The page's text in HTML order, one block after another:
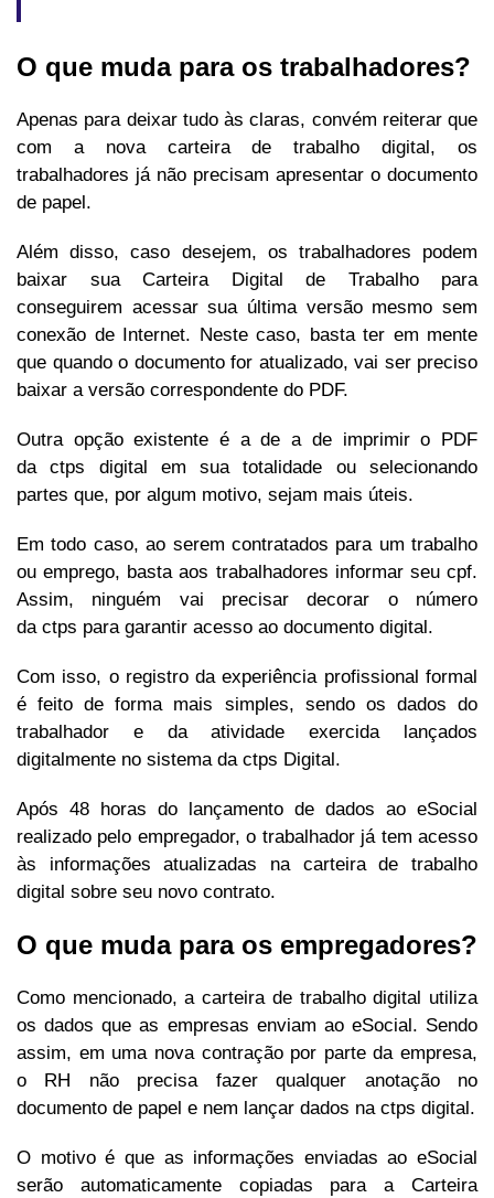
O que muda para os trabalhadores?
Apenas para deixar tudo às claras, convém reiterar que
com a nova carteira de trabalho digital, os
trabalhadores já não precisam apresentar o documento
de papel.
Além disso, caso desejem, os trabalhadores podem
baixar sua Carteira Digital de Trabalho para
conseguirem acessar sua última versão mesmo sem
conexão de Internet. Neste caso, basta ter em mente
que quando o documento for atualizado, vai ser preciso
baixar a versão correspondente do PDF.
Outra opção existente é a de a de imprimir o PDF
da ctps digital em sua totalidade ou selecionando
partes que, por algum motivo, sejam mais úteis.
Em todo caso, ao serem contratados para um trabalho
ou emprego, basta aos trabalhadores informar seu cpf.
Assim, ninguém vai precisar decorar o número
da ctps para garantir acesso ao documento digital.
Com isso, o registro da experiência profissional formal
é feito de forma mais simples, sendo os dados do
trabalhador e da atividade exercida lançados
digitalmente no sistema da ctps Digital.
Após 48 horas do lançamento de dados ao eSocial
realizado pelo empregador, o trabalhador já tem acesso
às informações atualizadas na carteira de trabalho
digital sobre seu novo contrato.
O que muda para os empregadores?
Como mencionado, a carteira de trabalho digital utiliza
os dados que as empresas enviam ao eSocial. Sendo
assim, em uma nova contração por parte da empresa,
o RH não precisa fazer qualquer anotação no
documento de papel e nem lançar dados na ctps digital.
O motivo é que as informações enviadas ao eSocial
serão automaticamente copiadas para a Carteira